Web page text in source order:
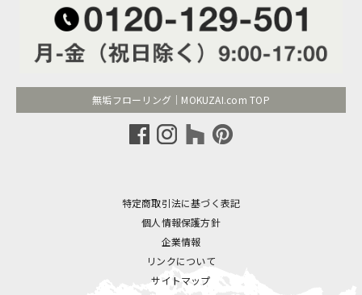
無垢フローリング｜MOKUZAI.com TOP
特定商取引法に基づく表記
個人情報保護方針
企業情報
リンクについて
サイトマップ